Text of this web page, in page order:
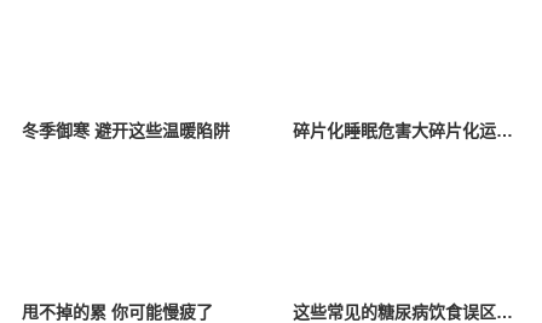
冬季御寒 避开这些温暖陷阱 碎片化睡眠危害大碎片化运动效果好
甩不掉的累 你可能慢疲了 这些常见的糖尿病饮食误区要记牢